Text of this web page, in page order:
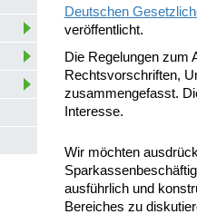
Deutschen
veröffentlicht.
Die Regelungen zum
Rechtsvorschriften,
zusammengefasst.
Interesse.
Wir möchten
ausführlich und
Bereiches zu